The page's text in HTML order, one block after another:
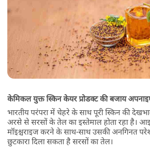
केमिकल युक्त स्किन केयर प्रोडक्ट की बजाय
भारतीय परंपरा में चेहरे के साथ पूरी स्किन की
अरसे से सरसों के तेल का इस्तेमाल होता रहा है।
मॉइश्चराइज करने के साथ-साथ उसकी अनगिनत
छुटकारा दिला सकता है सरसों का तेल।